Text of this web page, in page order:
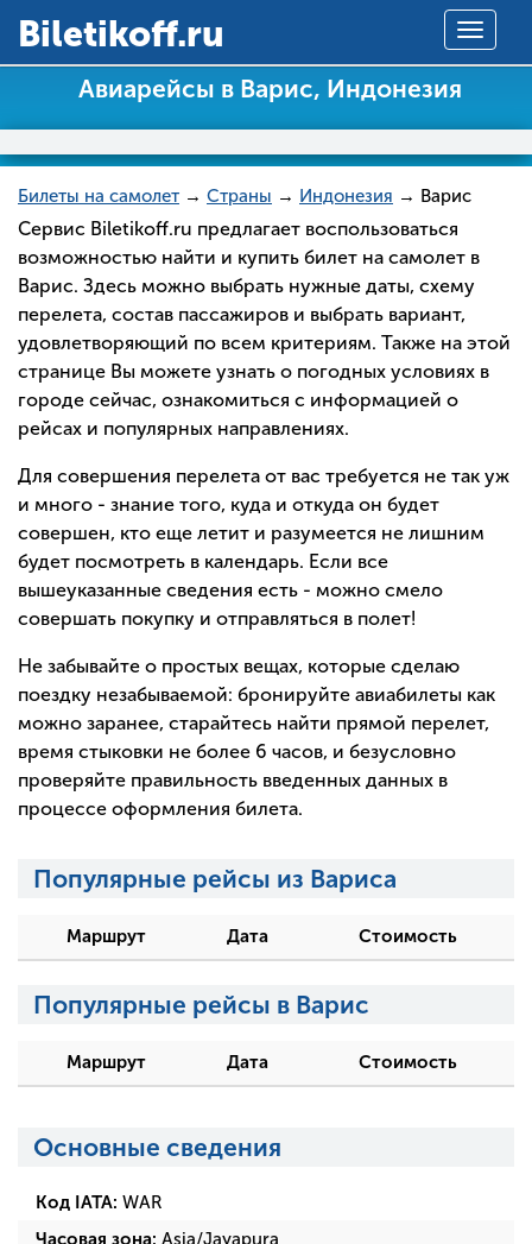
Toggle
Вiletikoff.ru
Авиарейсы в Варис, Индонезия
Билеты на самолет → Страны → Индонезия → Варис
Сервис Biletikoff.ru предлагает воспользоваться
возможностью найти и купить билет на самолет в
Варис. Здесь можно выбрать нужные даты, схему
перелета, состав пассажиров и выбрать вариант,
удовлетворяющий по всем критериям. Также на этой
странице Вы можете узнать о погодных условиях в
городе сейчас, ознакомиться с информацией о
рейсах и популярных направлениях.
Для совершения перелета от вас требуется не так уж
и много - знание того, куда и откуда он будет
совершен, кто еще летит и разумеется не лишним
будет посмотреть в календарь. Если все
вышеуказанные сведения есть - можно смело
совершать покупку и отправляться в полет!
Не забывайте о простых вещах, которые сделаю
поездку незабываемой: бронируйте авиабилеты как
можно заранее, старайтесь найти прямой перелет,
время стыковки не более 6 часов, и безусловно
проверяйте правильность введенных данных в
процессе оформления билета.
Популярные рейсы из Вариса
Маршрут Дата Стоимость
Популярные рейсы в Варис
Маршрут Дата Стоимость
Основные сведения
Код IATA: WAR
Часовая зона: Asia/Jayapura